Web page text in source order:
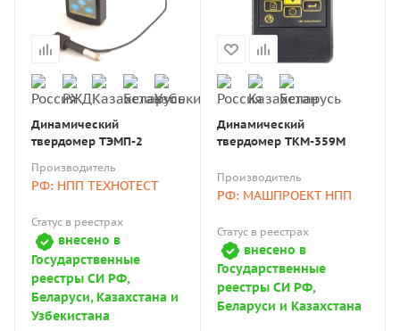
Динамический
твердомер ТЭМП-2
Производитель
РФ: НПП ТЕХНОТЕСТ
Статус в реестрах
внесено в
Государственные
реестры СИ РФ,
Беларуси, Казахстана и
Узбекистана
Динамический
твердомер ТКМ-359М
Производитель
РФ: МАШПРОЕКТ НПП
Статус в реестрах
внесено в
Государственные
реестры СИ РФ,
Беларуси и Казахстана